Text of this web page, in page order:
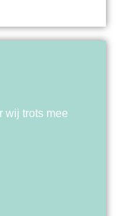
wij trots mee